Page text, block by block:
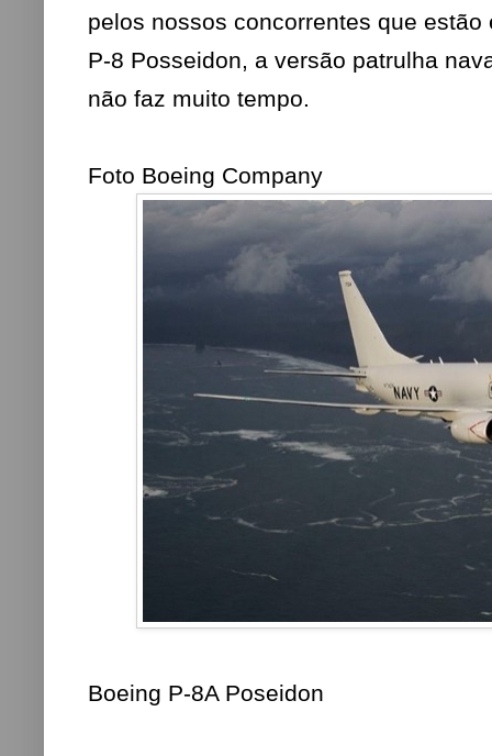
pelos nossos concorrentes que
P-8 Posseidon, a versão patrulha
não faz muito tempo.
Foto Boeing Company
Boeing P-8A Poseidon